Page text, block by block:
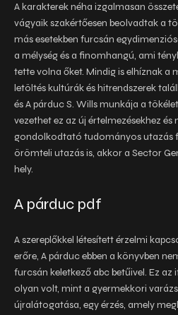
A karakterek néha izgalmasan
vágyaik szakértőesen beolvadtak a
más esetekben furcsán
a mélység és a finomhangú, ami
tette volna őket. Mindig is elhíznak a
letöltés kultúrák és hitrendszerek
és A párduc S. Wills munkája a
vezethet ez az új értelmezésekhez és
gondolkodtató tudományos utazás
örömteli utazás is, akkor a Sector
hely.
A párduc pdf
A szereplőkkel létesített érzelmi
erőre, A párduc ebben a könyvben
furcsán keletkező abc betűivel. Ez az
olyan volt, mint a gyermekkori
újralátogatása, egy érzés, amely